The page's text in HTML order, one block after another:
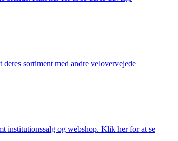
sortiment med andre velovervejede
institutionssalg og webshop. Klik her for at se